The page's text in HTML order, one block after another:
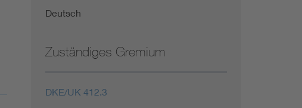
Deutsch
Zuständiges Gremium
DKE/UK 412.3